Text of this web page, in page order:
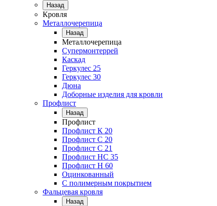
Назад
Кровля
Металлочерепица
Назад
Металлочерепица
Супермонтеррей
Каскад
Геркулес 25
Геркулес 30
Дюна
Доборные изделия для кровли
Профлист
Назад
Профлист
Профлист К 20
Профлист С 20
Профлист C 21
Профлист НС 35
Профлист Н 60
Оцинкованный
С полимерным покрытием
Фальцевая кровля
Назад